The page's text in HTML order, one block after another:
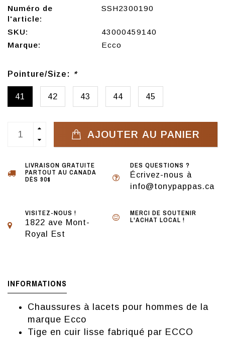
Numéro de
l'article:
SSH2300190
SKU:
43000459140
Marque:
Ecco
Pointure/Size: *
41 42 43 44 45
AJOUTER AU PANIER
LIVRAISON GRATUITE
PARTOUT AU CANADA
DÈS 90$
DES QUESTIONS ?
Écrivez-nous à
info@tonypappas.ca
VISITEZ-NOUS !
1822 ave Mont-
Royal Est
MERCI DE SOUTENIR
L'ACHAT LOCAL !
INFORMATIONS
Chaussures à lacets pour hommes de la
marque Ecco
Tige en cuir lisse fabriqué par ECCO